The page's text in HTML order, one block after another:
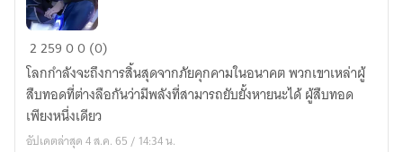
Chaos
-
มหันตภัย
ล้าง
จักรวาล
225900 (0)
โลกกำลังจะถึงการสิ้นสุดจากภัยคุกคามในอนาคต พวกเขาเหล่าผู้
สืบทอดที่ต่างลือกันว่ามีพลังที่สามารถยับยั้งหายนะได้ ผู้สืบทอด
เพียงหนึ่งเดียว
อัปเดตล่าสุด 4 ส.ค. 65 / 14:34 น.